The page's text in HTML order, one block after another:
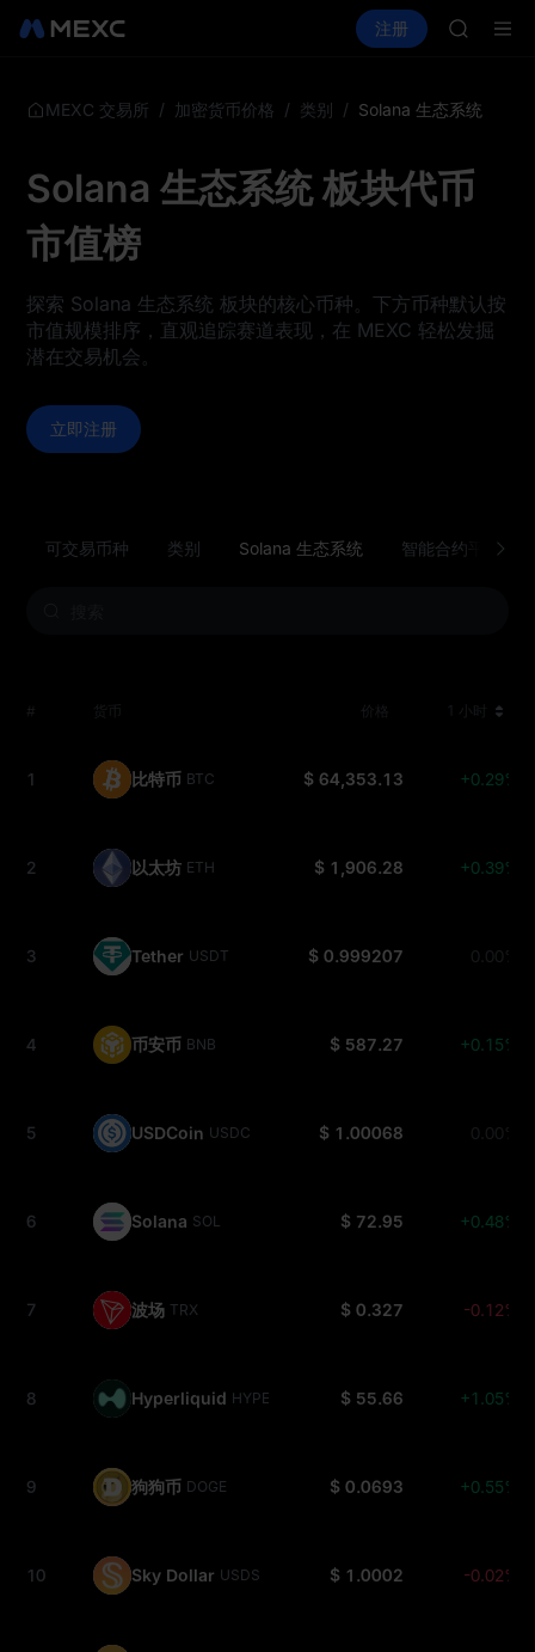
UNITREE 理财
注册
HFT
宇树科技
HFT
MEXC 交易所 / 加密货币价格 / 类别 / Solana 生态系统
Solana 生态系统 板块代币
市值榜
探索 Solana 生态系统 板块的核心币种。下方币种默认按
市值规模排序，直观追踪赛道表现，在 MEXC 轻松发掘
潜在交易机会。
立即注册
可交易币种 类别 Solana 生态系统 智能合约平台
# 价格 1 小时
1 比特币 BTC $ 64,353.13 +0.29%
2 以太坊 ETH $ 1,906.28 +0.39%
3 Tether USDT $ 0.999207 0.00%
4 币安币 BNB $ 587.27 +0.15%
5 USDCoin USDC $ 1.00068 0.00%
6 Solana SOL $ 72.95 +0.48%
7 波场 TRX $ 0.327 -0.12%
8 Hyperliquid HYPE $ 55.66 +1.05%
9 狗狗币 DOGE $ 0.0693 +0.55%
10 Sky Dollar USDS $ 1.0002 -0.02%